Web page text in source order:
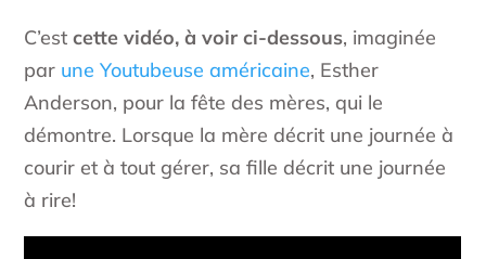
C’estcette vidéo, à voir ci-dessous, imaginée
par une Youtubeuse américaine, Esther
Anderson, pour la fête des mères, qui le
démontre. Lorsque la mère décrit une journée à
courir et à tout gérer, sa fille décrit une journée
à rire!